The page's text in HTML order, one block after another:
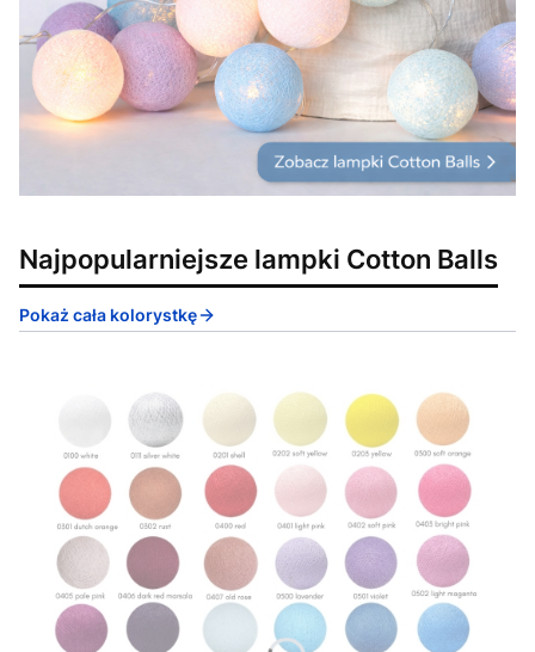
Najpopularniejsze lampki Cotton Balls
Pokaż cała kolorystkę